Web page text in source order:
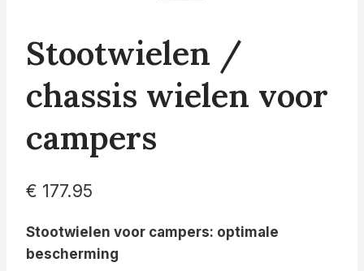
Stootwielen /
chassis wielen voor
campers
€ 177.95
Stootwielen voor campers: optimale
bescherming